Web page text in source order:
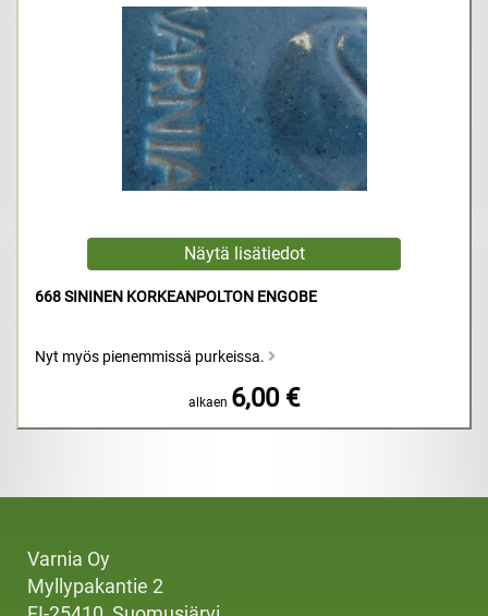
668 SININEN KORKEANPOLTON ENGOBE
Nyt myös pienemmissä purkeissa.
alkaen 6,00 €
Varnia Oy
Myllypakantie 2